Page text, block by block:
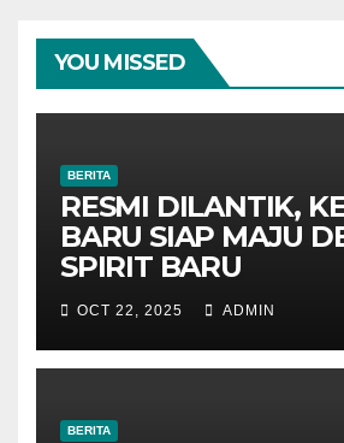
YOU MISSED
BERITA
RESMI DILANTIK,
BARU SIAP MAJU
SPIRIT BARU
OCT 22, 2025 ADMIN
BERITA